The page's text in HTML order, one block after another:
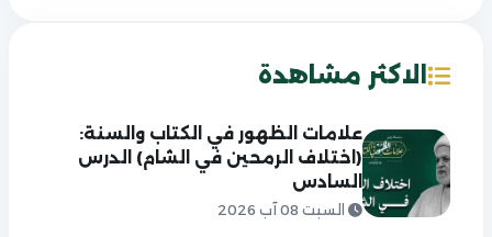
الاكثر مشاهدة
علامات الظهور في الكتاب والسنة:
(اختلاف الرمحين في الشام) الدرس
السادس
السبت 08 آب 2026